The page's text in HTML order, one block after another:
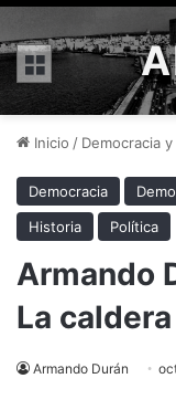
Menú
Inicio / Democracia
Democracia
Historia
Política
Armando
La
Armando Durán